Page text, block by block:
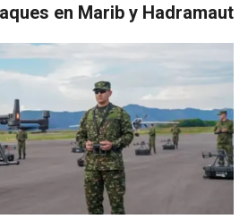
en Marib y Hadramaut